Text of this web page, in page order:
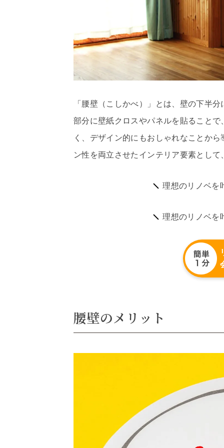
「腰壁（こしかべ）」とは、壁の下半
部分に壁紙クロスやパネルを貼ること
く、デザイン的にもおしゃれなことか
ン性を両立させたインテリア要素とし
理想のリノベを
理想のリノベを
腰壁のメリット